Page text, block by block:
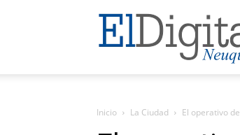
El
Digital
Neuquen
Inicio La Ciudad El operativo